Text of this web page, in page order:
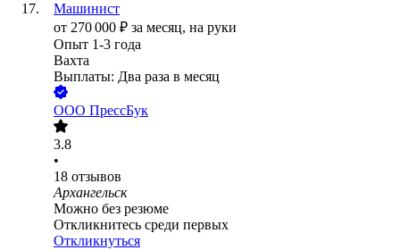
Машинист
от 270 000 ₽ за месяц, на руки
Опыт 1-3 года
Вахта
Выплаты: Два раза в месяц
ООО ПрессБук
3.8
•
18 отзывов
Архангельск
Можно без резюме
Откликнитесь среди первых
Откликнуться